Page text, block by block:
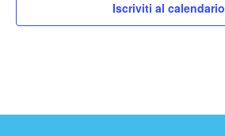
Iscriviti al calendario